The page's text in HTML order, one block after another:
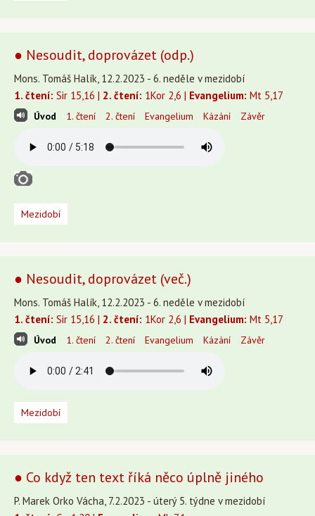
● Nesoudit, doprovázet (odp.)
Mons. Tomáš Halík, 12.2.2023 - 6. neděle v mezidobí
1. čtení: Sir 15,16 | 2. čtení: 1Kor 2,6 | Evangelium: Mt 5,17
Úvod 1. čtení 2. čtení Evangelium Kázání Závěr
Mezidobí
● Nesoudit, doprovázet (več.)
Mons. Tomáš Halík, 12.2.2023 - 6. neděle v mezidobí
1. čtení: Sir 15,16 | 2. čtení: 1Kor 2,6 | Evangelium: Mt 5,17
Úvod 1. čtení 2. čtení Evangelium Kázání Závěr
Mezidobí
● Co když ten text říká něco úplně jiného
P. Marek Orko Vácha, 7.2.2023 - úterý 5. týdne v mezidobí